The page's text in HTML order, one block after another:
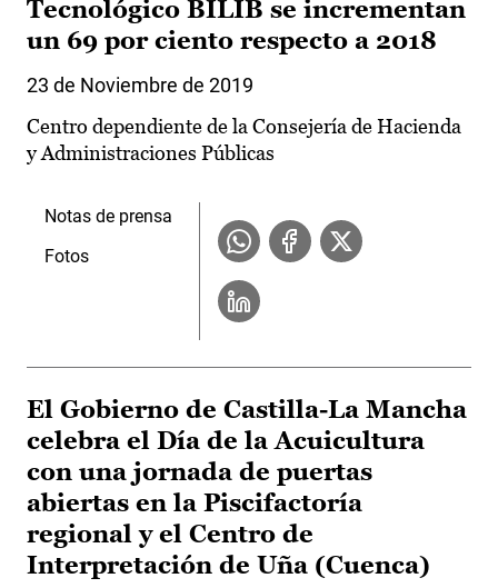
Tecnológico BILIB se incrementan
un 69 por ciento respecto a 2018
23 de Noviembre de 2019
Centro dependiente de la Consejería de Hacienda
y Administraciones Públicas
Notas de prensa
Fotos
El Gobierno de Castilla-La Mancha
celebra el Día de la Acuicultura
con una jornada de puertas
abiertas en la Piscifactoría
regional y el Centro de
Interpretación de Uña (Cuenca)